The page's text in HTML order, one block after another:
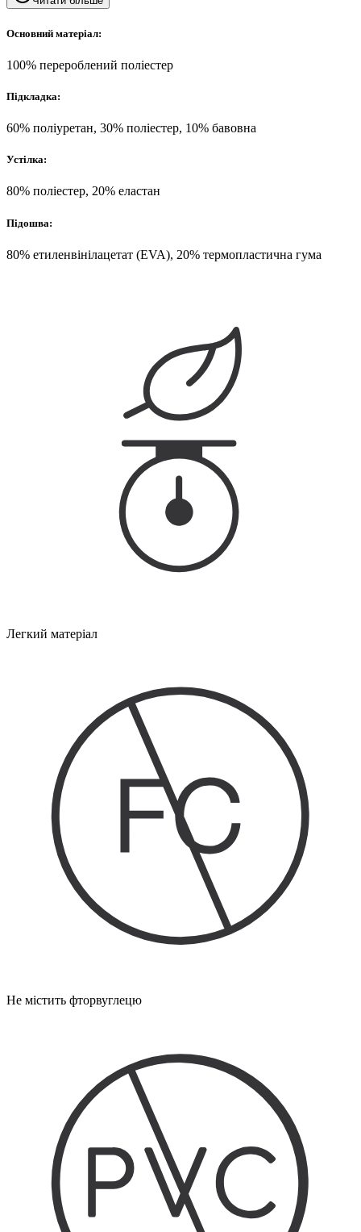
Основний матеріал:
100% перероблений поліестер
Підкладка:
60% поліуретан, 30% поліестер, 10% бавовна
Устілка:
80% поліестер, 20% еластан
Підошва:
80% етиленвінілацетат (EVA), 20% термопластична гума
Легкий матеріал
Не містить фторвуглецю